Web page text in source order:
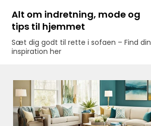
content
Alt om indretning, mode og
tips til hjemmet
Sæt dig godt til rette i sofaen – Find din
inspiration her